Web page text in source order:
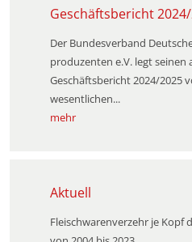
Geschäftsbericht
Der Bundesverband
produzenten e.V. legt seinen
Geschäftsbericht 2024/2025
wesentlichen...
mehr
Aktuell
Fleischwarenverzehr je Kopf